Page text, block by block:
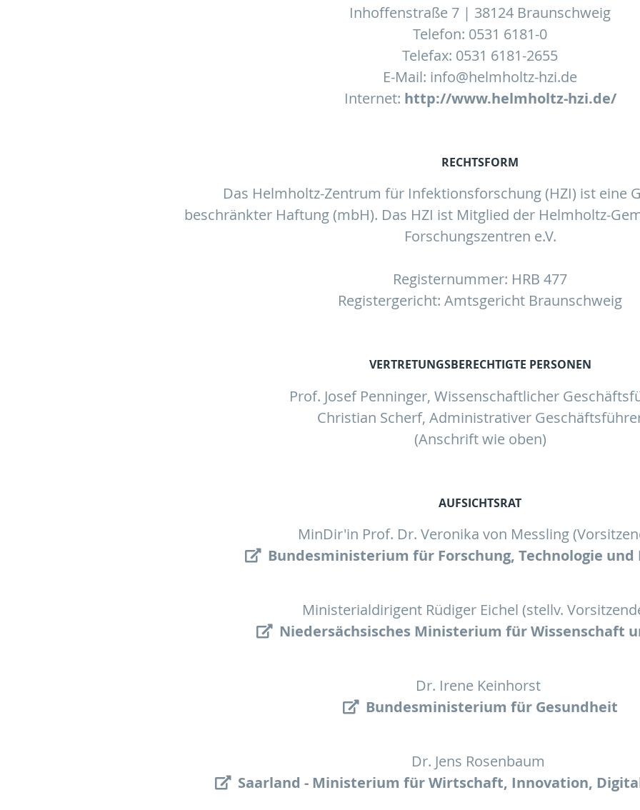
Inhoffenstraße 7 | 38124 Braunschweig
Telefon: 0531 6181-0
Telefax: 0531 6181-2655
E-Mail: info@helmholtz-hzi.de
Internet: http://www.helmholtz-hzi.de/
RECHTSFORM
Das Helmholtz-Zentrum für Infektionsforschung (HZI) ist eine
beschränkter Haftung (mbH). Das HZI ist Mitglied der Helmholtz-
Forschungszentren e.V.
Registernummer: HRB 477
Registergericht: Amtsgericht Braunschweig
VERTRETUNGSBERECHTIGTE PERSONEN
Prof. Josef Penninger, Wissenschaftlicher
Christian Scherf, Administrativer
(Anschrift wie oben)
AUFSICHTSRAT
MinDir'in Prof. Dr. Veronika von Messling
Bundesministerium für Forschung, Technologie
Ministerialdirigent Rüdiger Eichel (stellv.
Niedersächsisches Ministerium für Wissenschaft
Dr. Irene Keinhorst
Bundesministerium für Gesundheit
Dr. Jens Rosenbaum
Saarland - Ministerium für Wirtschaft, Innovation,